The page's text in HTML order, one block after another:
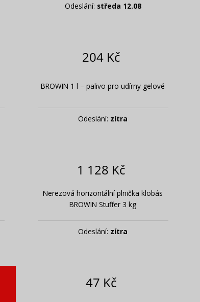
Odeslání: středa 12.08
204 Kč
BROWIN 1 l – palivo pro udírny gelové
Odeslání: zítra
1 128 Kč
Nerezová horizontální plnička klobás
BROWIN Stuffer 3 kg
Odeslání: zítra
47 Kč